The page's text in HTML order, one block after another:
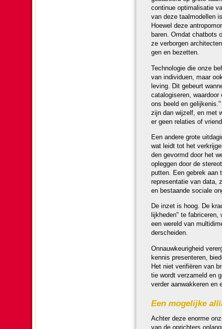
continue optimali­sa­tie
van deze taal­mo­dellen
Hoewel deze
ba­ren. Omdat chatbots
ze verborgen
gen en bezetten.
Techno­lo­gie die onze
van in­di­vi­duen, maar
le­ving. Dit gebeurt
catalogiseren,
ons beeld en
zijn dan wij­zelf, en met
er geen relaties of
Een andere grote
wat leidt tot het
den gevormd door het
opleggen door de
putten. Een gebrek aan
repre­sen­ta­tie van data,
en bestaande sociale
De inzet is hoog. De
lijk­he­den" te
een wereld van
der­schei­den.
Onnauw­keurig­heid
kennis presen­te­ren,
Het niet verifiëren van
tie wordt verza­meld en
ver­der aan­wak­ke­ren en
Een moge­lijke
Achter deze enorme
van de oprichters